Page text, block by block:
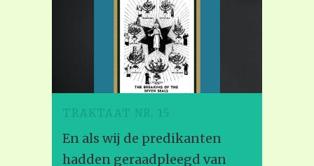
TRAKTAAT NR. 15
En als wij de predikanten
hadden geraadpleegd van